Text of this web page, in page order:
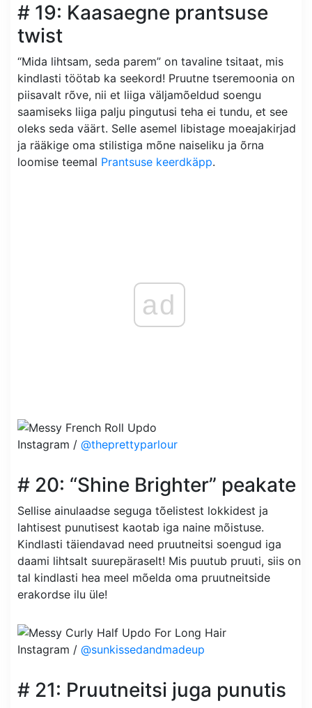
# 19: Kaasaegne prantsuse
twist
“Mida lihtsam, seda parem” on tavaline tsitaat, mis
kindlasti töötab ka seekord! Pruutne tseremoonia on
piisavalt rõve, nii et liiga väljamõeldud soengu
saamiseks liiga palju pingutusi teha ei tundu, et see
oleks seda väärt. Selle asemel libistage moeajakirjad
ja rääkige oma stilistiga mõne naiseliku ja õrna
loomise teemal Prantsuse keerdkäpp.
ad
Instagram / @theprettyparlour
# 20: “Shine Brighter” peakate
Sellise ainulaadse seguga tõelistest lokkidest ja
lahtisest punutisest kaotab iga naine mõistuse.
Kindlasti täiendavad need pruutneitsi soengud iga
daami lihtsalt suurepäraselt! Mis puutub pruuti, siis on
tal kindlasti hea meel mõelda oma pruutneitside
erakordse ilu üle!
Instagram / @sunkissedandmadeup
# 21: Pruutneitsi juga punutis